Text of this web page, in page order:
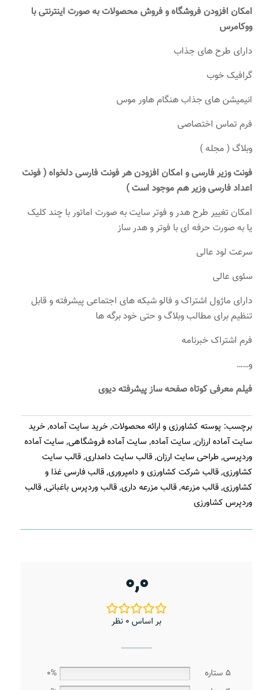
امکان افزودن فروشگاه و فروش محصولات به صورت اینترنتی با
ووکامرس
دارای طرح های جذاب
گرافیک خوب
انیمیشن های جذاب هنگام هاور موس
فرم تماس اختصاصی
وبلاگ ( مجله )
فونت وزیر فارسی و امکان افزودن هر فونت فارسی دلخواه ( فونت
اعداد فارسی وزیر هم موجود است )
امکان تغییر طرح هدر و فوتر سایت به صورت اماتور با چند کلیک
یا به صورت حرفه ای با فوتر و هدر ساز
سرعت لود عالی
سئوی عالی
دارای ماژول اشتراک و فالو شبکه های اجتماعی پیشرفته و قابل
تنظیم برای مطالب وبلاگ و حتی خود برگه ها
فرم اشتراک خبرنامه
و……
فیلم معرفی کوتاه صفحه ساز پیشرفته دیوی
برچسب: پوسته کشاورزی و ارائه محصولات,خرید سایت آماده,خرید
سایت آماده ارزان, سایت آماده, سایت آماده فروشگاهی, سایت آماده
وردپرسی,طراحی سایت ارزان,قالب سایت دامداری,قالب سایت
کشاورزی,قالب شرکت کشاورزی و دامپروری,قالب فارسی غذا و
کشاورزی,قالب مزرعه,قالب مزرعه داری,قالب وردپرس باغبانی,قالب
وردپرس کشاورزی
0,0
بر اساس 0 نظر
5 ستاره
0%